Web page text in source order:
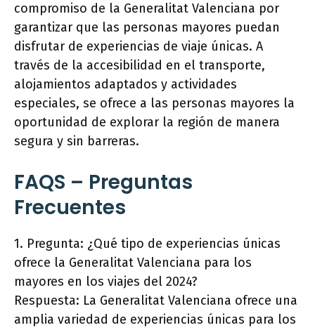
compromiso de la Generalitat Valenciana por
garantizar que las personas mayores puedan
disfrutar de experiencias de viaje únicas. A
través de la accesibilidad en el transporte,
alojamientos adaptados y actividades
especiales, se ofrece a las personas mayores la
oportunidad de explorar la región de manera
segura y sin barreras.
FAQS – Preguntas
Frecuentes
1. Pregunta: ¿Qué tipo de experiencias únicas
ofrece la Generalitat Valenciana para los
mayores en los viajes del 2024?
Respuesta: La Generalitat Valenciana ofrece una
amplia variedad de experiencias únicas para los